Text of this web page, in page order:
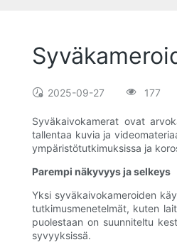
2025-09-27 177
Syväkaivokamerat ovat
tallentaa kuvia ja
ympäristötutkimuksissa ja
Parempi näkyvyys ja selkeys
Yksi syväkaivokameroiden
tutkimusmenetelmät, kuten
puolestaan ​​on suunniteltu
syvyyksissä.